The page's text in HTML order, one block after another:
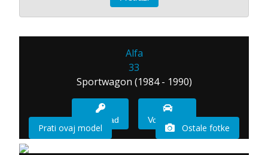
Alfa
33
Sportwagon (1984 - 1990)
Imam sad Vozio sam
Prati ovaj model Ostale fotke